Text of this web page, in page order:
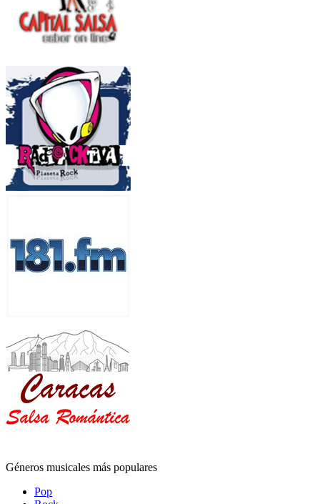
Géneros musicales más populares
Pop